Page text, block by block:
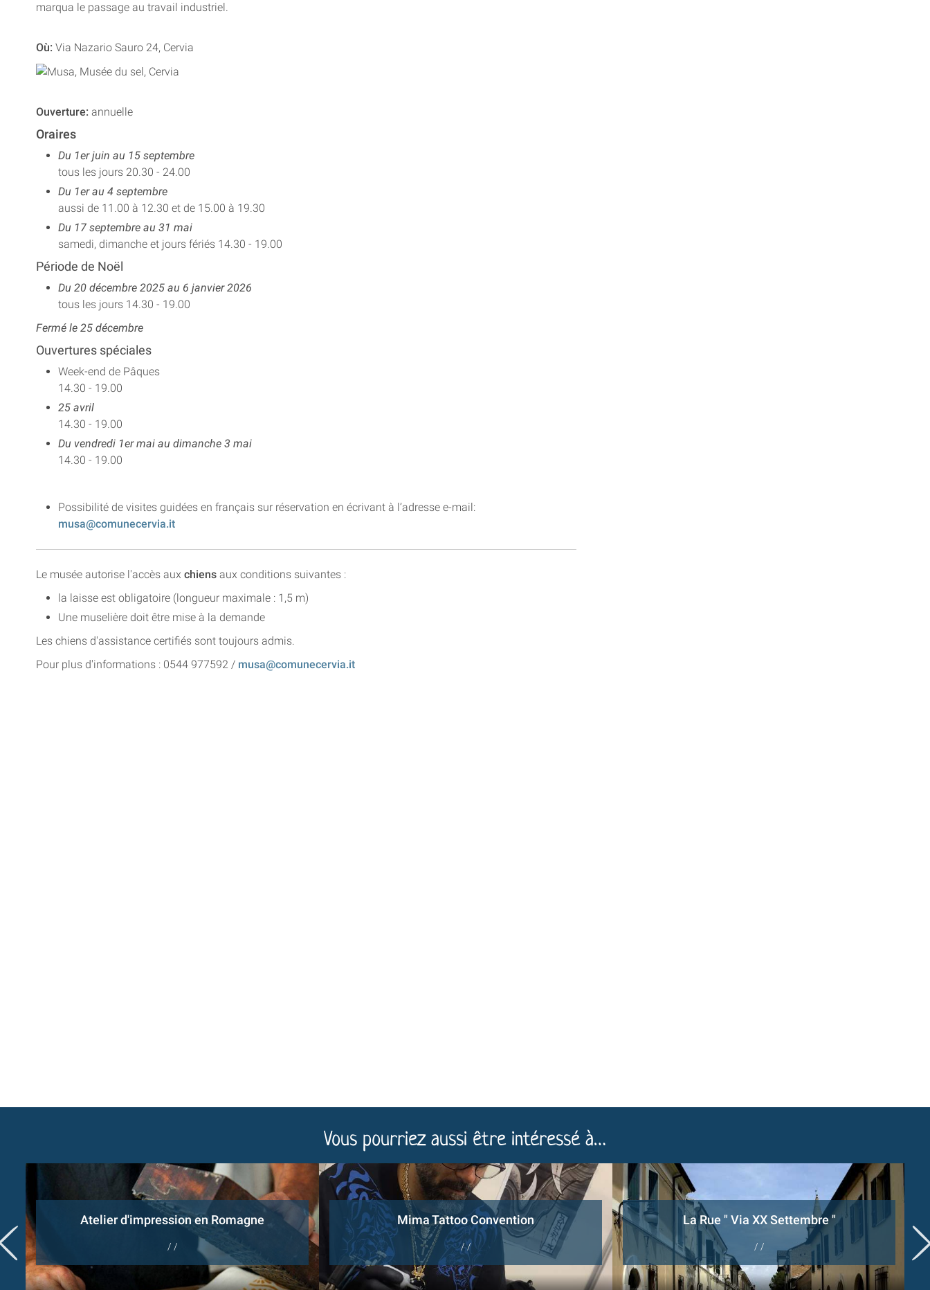
marqua le passage au travail industriel.
Où: Via Nazario Sauro 24, Cervia
Ouverture: annuelle
Oraires
Du 1er juin au 15 septembre
tous les jours 20.30 - 24.00
Du 1er au 4 septembre
aussi de 11.00 à 12.30 et de 15.00 à 19.30
Du 17 septembre au 31 mai
samedi, dimanche et jours fériés 14.30 - 19.00
Période de Noël
Du 20 décembre 2025 au 6 janvier 2026
tous les jours 14.30 - 19.00
Fermé le 25 décembre
Ouvertures spéciales
Week-end de Pâques
14.30 - 19.00
25 avril
14.30 - 19.00
Du vendredi 1er mai au dimanche 3 mai
14.30 - 19.00
Possibilité de visites guidées en français sur réservation en écrivant à l’adresse e-mail:
musa@comunecervia.it
Le musée autorise l'accès aux chiens aux conditions suivantes :
la laisse est obligatoire (longueur maximale : 1,5 m)
Une muselière doit être mise à la demande
Les chiens d'assistance certifiés sont toujours admis.
Pour plus d'informations : 0544 977592 / musa@comunecervia.it
Vous pourriez aussi être intéressé à…
Atelier d'impression en Romagne
/ /
Mima Tattoo Convention
/ /
La Rue " Via XX Settembre "
/ /